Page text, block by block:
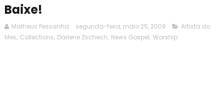
Baixe!
Matheus Pessanha segunda-feira, maio 25, 2009
Artista do
Mes, Collections, Darlene Zschech, News Gospel, Worship